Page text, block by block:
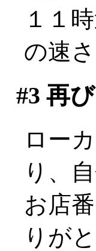
１１
の速
#3 再
ロー
り、
お店
りが